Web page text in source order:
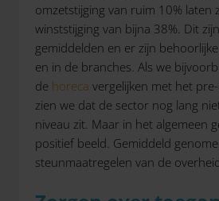
omzetstijging van ruim 10% laten
winststijging van bijna 38%. Dit
gemiddelden en er zijn
en in de branches. Als we
de horeca vergelijken met het
zien we dat de sector nog lang
niveau zit. Maar in het algemeen
positief beeld. Gemiddeld
steunmaatregelen van de